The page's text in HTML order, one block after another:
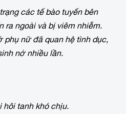
các tế bào tuyến bên
ra ngoài và bị viêm nhiễm.
nữ đã quan hệ tình dục,
nở nhiều lần.
hôi tanh khó chịu.